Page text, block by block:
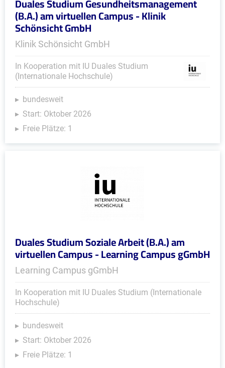
Duales Studium Gesundheitsmanagement
(B.A.) am virtuellen Campus - Klinik
Schönsicht GmbH
Klinik Schönsicht GmbH
In Kooperation mit IU Duales Studium
(Internationale Hochschule)
bundesweit
Start: Oktober 2026
Freie Plätze: 1
Duales Studium Soziale Arbeit (B.A.) am
virtuellen Campus - Learning Campus gGmbH
Learning Campus gGmbH
In Kooperation mit IU Duales Studium (Internationale
Hochschule)
bundesweit
Start: Oktober 2026
Freie Plätze: 1